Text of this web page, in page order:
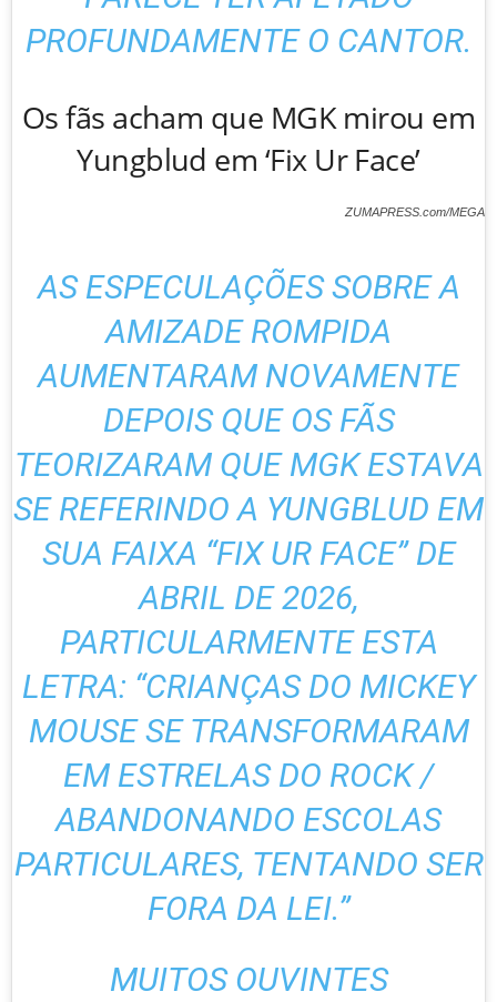
PROFUNDAMENTE O CANTOR.
Os fãs acham que MGK mirou em
Yungblud em ‘Fix Ur Face’
ZUMAPRESS.com/MEGA
AS ESPECULAÇÕES SOBRE A
AMIZADE ROMPIDA
AUMENTARAM NOVAMENTE
DEPOIS QUE OS FÃS
TEORIZARAM QUE MGK ESTAVA
SE REFERINDO A YUNGBLUD EM
SUA FAIXA “FIX UR FACE” DE
ABRIL DE 2026,
PARTICULARMENTE ESTA
LETRA: “CRIANÇAS DO MICKEY
MOUSE SE TRANSFORMARAM
EM ESTRELAS DO ROCK /
ABANDONANDO ESCOLAS
PARTICULARES, TENTANDO SER
FORA DA LEI.”
MUITOS OUVINTES